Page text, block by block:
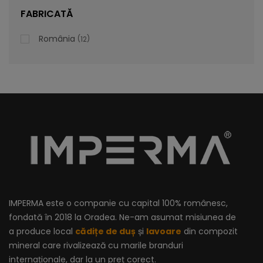
De la996,47
FABRICATĂ
România 12
IMPERMA este o companie cu capital 100% românesc,
fondată în 2018 la Oradea. Ne-am asumat misiunea de
a produce local cădițe de duș și lavoare din compozit
mineral care rivalizează cu marile branduri
internaționale, dar la un preț corect.